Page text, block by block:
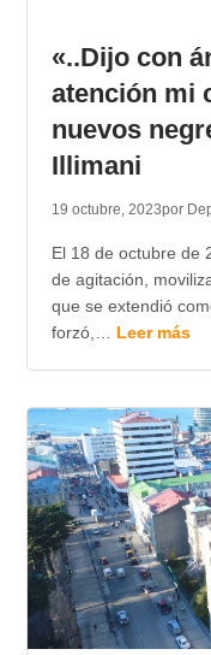
«..Dijo con
atención mi
nuevos
Illimani
19 octubre, 2023por
El 18 de octubre de
de agitación,
que se extendió
forzó,… Leer más